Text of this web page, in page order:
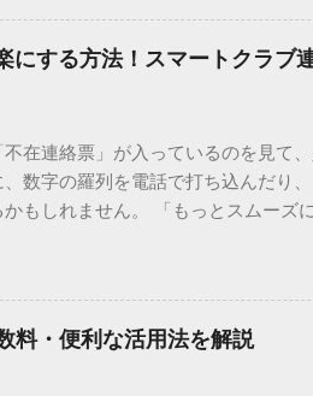
入力で手を止める必要はありませ
で出てこない漢字があるのでしょ
一般的に使われる漢字は、JIS規格
。しかし、人名や地名に使われる
いった 文字コード です。パソコ
候補に出ない文字でも、この住所
機能！文字コードで漢字を出す「16
力したい文字の「Unicode（例：
する。 直後にキーボードの**[Alt]
に変換されます。 注記： この方法
にする方法！スマートクラブ
在連絡票」が入っているのを見て
数字の羅列を電話で打ち込んだり
もしれません。 「もっとスムーズ
リの連携です。これらを活用するだ
トする便利な受け取り術と、連携
トクラブ」とは？ まず押さえてお
、荷物の配送状況をリアルタイム
手間がありましたが、現在はLINE
料・便利な活用法を解説